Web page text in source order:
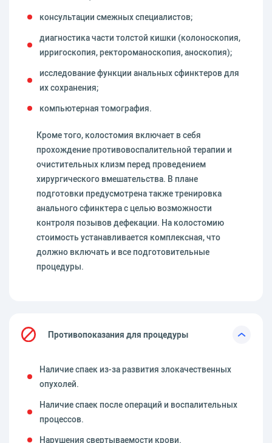
консультации смежных специалистов;
диагностика части толстой кишки (колоноскопия,
ирригоскопия, ректороманоскопия, аноскопия);
исследование функции анальных сфинктеров для
их сохранения;
компьютерная томография.
Кроме того, колостомия включает в себя
прохождение противовоспалительной терапии и
очистительных клизм перед проведением
хирургического вмешательства. В плане
подготовки предусмотрена также тренировка
анального сфинктера с целью возможности
контроля позывов дефекации. На колостомию
стоимость устанавливается комплексная, что
должно включать и все подготовительные
процедуры.
Противопоказания для процедуры
Наличие спаек из-за развития злокачественных
опухолей.
Наличие спаек после операций и воспалительных
процессов.
Нарушения свертываемости крови.